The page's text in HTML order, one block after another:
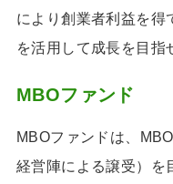
により創業者利益を得
を活用して成長を目指
MBOファンド
MBOファンドは、
経営陣による譲受）を